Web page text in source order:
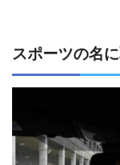
スポーツの名